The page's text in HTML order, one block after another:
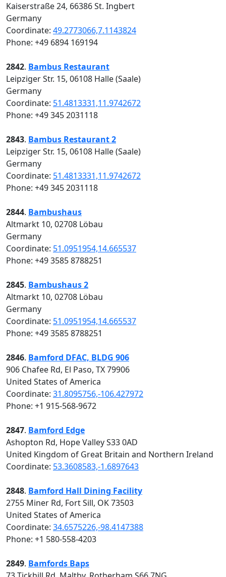
Kaiserstraße 24, 66386 St. Ingbert
Germany
Coordinate: 49.2773066,7.1143824
Phone: +49 6894 169194
2842. Bambus Restaurant
Leipziger Str. 15, 06108 Halle (Saale)
Germany
Coordinate: 51.4813331,11.9742672
Phone: +49 345 2031118
2843. Bambus Restaurant 2
Leipziger Str. 15, 06108 Halle (Saale)
Germany
Coordinate: 51.4813331,11.9742672
Phone: +49 345 2031118
2844. Bambushaus
Altmarkt 10, 02708 Löbau
Germany
Coordinate: 51.0951954,14.665537
Phone: +49 3585 8788251
2845. Bambushaus 2
Altmarkt 10, 02708 Löbau
Germany
Coordinate: 51.0951954,14.665537
Phone: +49 3585 8788251
2846. Bamford DFAC, BLDG 906
906 Chafee Rd, El Paso, TX 79906
United States of America
Coordinate: 31.8095756,-106.427972
Phone: +1 915-568-9672
2847. Bamford Edge
Ashopton Rd, Hope Valley S33 0AD
United Kingdom of Great Britain and Northern Ireland
Coordinate: 53.3608583,-1.6897643
2848. Bamford Hall Dining Facility
2755 Miner Rd, Fort Sill, OK 73503
United States of America
Coordinate: 34.6575226,-98.4147388
Phone: +1 580-558-4203
2849. Bamfords Baps